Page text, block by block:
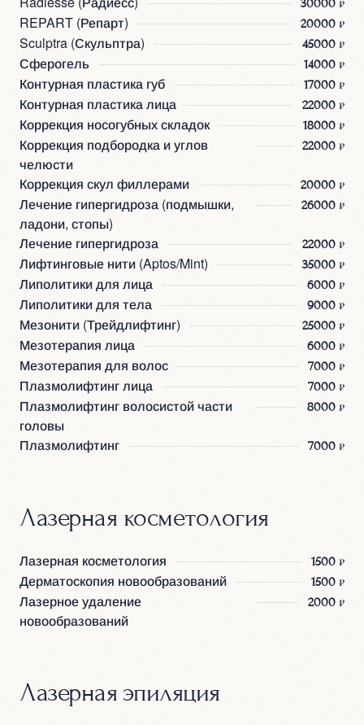
30000 ₽
REPART (Репарт) 20000 ₽
Sculptra (Скульптра) 45000 ₽
Сферогель 14000 ₽
Контурная пластика губ 17000 ₽
Контурная пластика лица 22000 ₽
Коррекция носогубных складок 18000 ₽
Коррекция подбородка и углов
челюсти
22000 ₽
Коррекция скул филлерами 20000 ₽
Лечение гипергидроза (подмышки,
ладони, стопы)
26000 ₽
Лечение гипергидроза 22000 ₽
Лифтинговые нити (Aptos/Mint) 35000 ₽
Липолитики для лица 6000 ₽
Липолитики для тела 9000 ₽
Мезонити (Трейдлифтинг) 25000 ₽
Мезотерапия лица 6000 ₽
Мезотерапия для волос 7000 ₽
Плазмолифтинг лица 7000 ₽
Плазмолифтинг волосистой части
головы
8000 ₽
Плазмолифтинг 7000 ₽
Лазерная косметология
Лазерная косметология 1500 ₽
Дерматоскопия новообразований 1500 ₽
Лазерное удаление
новообразований
2000 ₽
Лазерная эпиляция